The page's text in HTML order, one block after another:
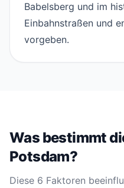
Babelsberg und im
Einbahnstraßen und
vorgeben.
Was bestimmt
Potsdam?
Diese 6 Faktoren